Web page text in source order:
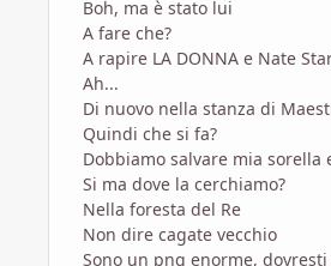
Boh, ma è stato lui
A fare che?
A rapire LA DONNA e Nate
Ah...
Di nuovo nella stanza di
Quindi che si fa?
Dobbiamo salvare mia sorella
Si ma dove la cerchiamo?
Nella foresta del Re
Non dire cagate vecchio
Sono un png enorme,